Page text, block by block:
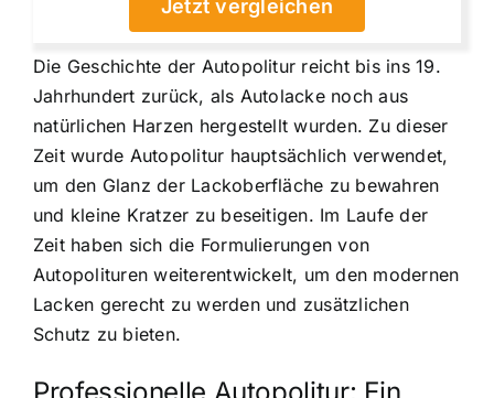
Jetzt vergleichen
Die Geschichte der Autopolitur reicht bis ins 19.
Jahrhundert zurück, als Autolacke noch aus
natürlichen Harzen hergestellt wurden. Zu dieser
Zeit wurde Autopolitur hauptsächlich verwendet,
um den Glanz der Lackoberfläche zu bewahren
und kleine Kratzer zu beseitigen. Im Laufe der
Zeit haben sich die Formulierungen von
Autopolituren weiterentwickelt, um den modernen
Lacken gerecht zu werden und zusätzlichen
Schutz zu bieten.